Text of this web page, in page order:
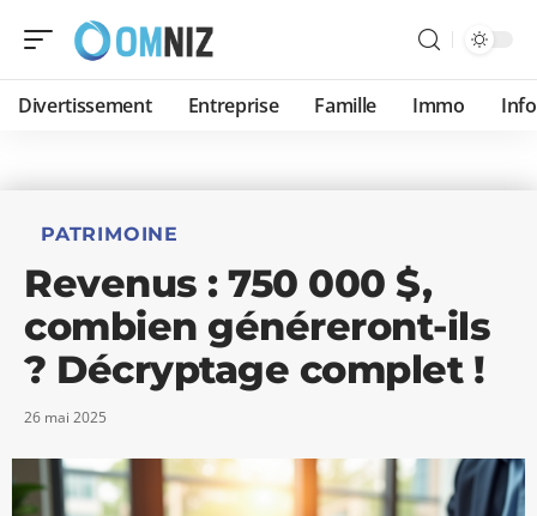
Divertissement Entreprise Famille Immo
PATRIMOINE
Revenus : 750 000 $,
combien généreront-ils
? Décryptage complet !
26 mai 2025